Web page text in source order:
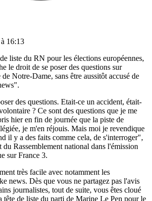
16:13
liste du RN pour les élections européennes,
le droit de se poser des questions sur
Notre-Dame, sans être aussitôt accusé de
des questions. Etait-ce un accident, était-
? Ce sont des questions que je me
hier en fin de journée que la piste de
je m'en réjouis. Mais moi je revendique
il y a des faits comme cela, de s'interroger",
du Rassemblement national dans l'émission
sur France 3.
très facile avec notamment les
news. Dès que vous ne partagez pas l'avis
journalistes, tout de suite, vous êtes cloué
tête de liste du parti de Marine Le Pen pour le